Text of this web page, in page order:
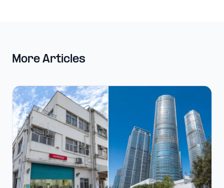
More Articles